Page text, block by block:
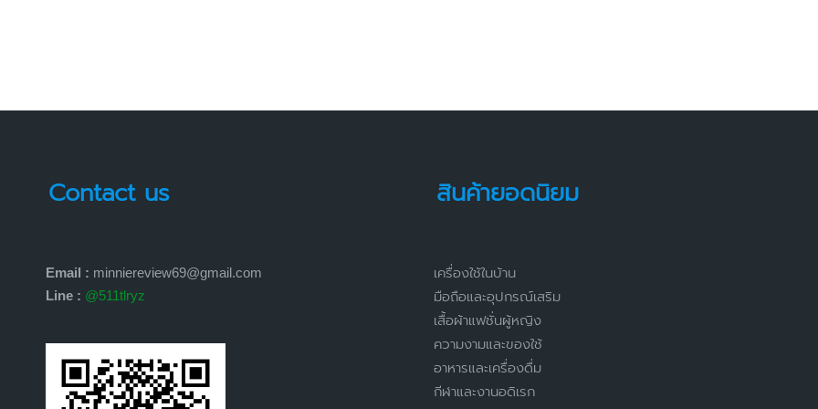
Contact us
Email : minniereview69@gmail.com
Line : @511tlryz
สินค้ายอดนิยม
เครื่องใช้ในบ้าน
มือถือและอุปกรณ์เสริม
เสื้อผ้าแฟชั่นผู้หญิง
ความงามและของใช้
อาหารและเครื่องดื่ม
กีฬาและงานอดิเรก